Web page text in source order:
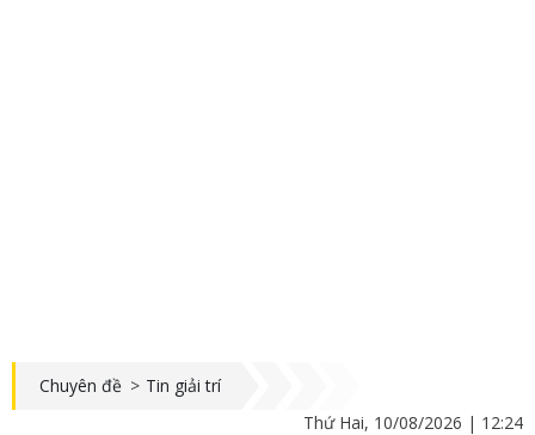
Chuyên đề > Tin giải trí
Thứ Hai, 10/08/2026 | 12:24